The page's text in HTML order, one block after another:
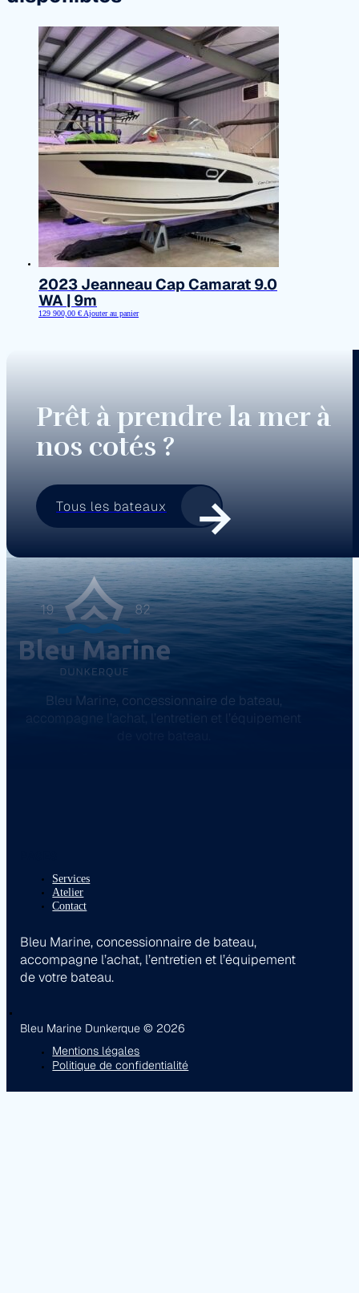
2023 Jeanneau Cap Camarat 9.0
WA | 9m
129 900,00 €Ajouter au panier
Prêt à prendre la mer à
nos cotés ?
Tous les bateaux
Bleu Marine, concessionnaire de bateau,
accompagne l’achat, l’entretien et l’équipement
Services
Atelier
Contact
Bleu Marine, concessionnaire de bateau,
accompagne l’achat, l’entretien et l’équipement
de votre bateau.
Bleu Marine Dunkerque © 2026
Mentions légales
Politique de confidentialité